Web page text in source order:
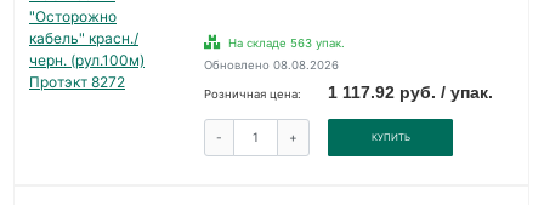
На складе 563 упак.
Обновлено 08.08.2026
Розничная цена: 1 117.92 руб. / упак.
- + КУПИТЬ